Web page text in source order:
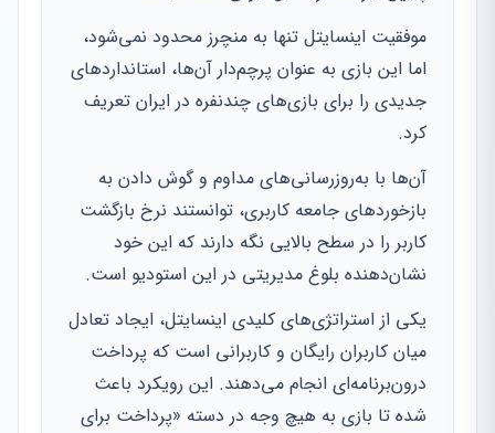
موفقیت اینسایتل تنها به منچرز محدود نمی‌شود،
اما این بازی به عنوان پرچم‌دار آن‌ها، استانداردهای
جدیدی را برای بازی‌های چندنفره در ایران تعریف
کرد.
آن‌ها با به‌روزرسانی‌های مداوم و گوش دادن به
بازخوردهای جامعه کاربری، توانستند نرخ بازگشت
کاربر را در سطح بالایی نگه دارند که این خود
نشان‌دهنده بلوغ مدیریتی در این استودیو است.
یکی از استراتژی‌های کلیدی اینسایتل، ایجاد تعادل
میان کاربران رایگان و کاربرانی است که پرداخت
درون‌برنامه‌ای انجام می‌دهند. این رویکرد باعث
شده تا بازی به هیچ وجه در دسته «پرداخت برای